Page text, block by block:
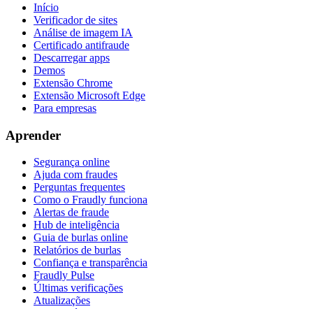
Início
Verificador de sites
Análise de imagem IA
Certificado antifraude
Descarregar apps
Demos
Extensão Chrome
Extensão Microsoft Edge
Para empresas
Aprender
Segurança online
Ajuda com fraudes
Perguntas frequentes
Como o Fraudly funciona
Alertas de fraude
Hub de inteligência
Guia de burlas online
Relatórios de burlas
Confiança e transparência
Fraudly Pulse
Últimas verificações
Atualizações